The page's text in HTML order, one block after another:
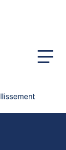
Menu